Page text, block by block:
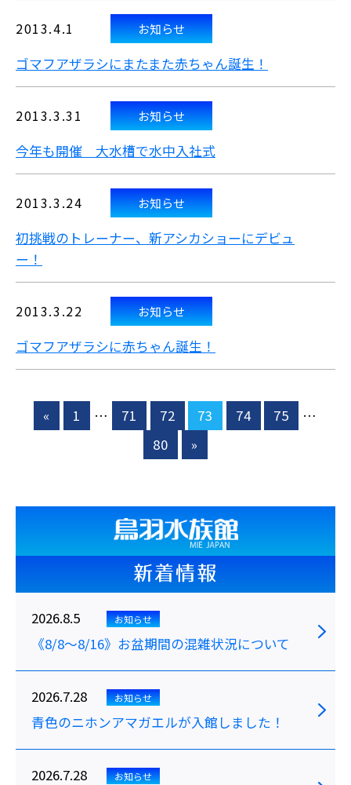
2013.4.1 お知らせ
ゴマフアザラシにまたまた赤ちゃん誕生！
2013.3.31 お知らせ
今年も開催 大水槽で水中入社式
2013.3.24 お知らせ
初挑戦のトレーナー、新アシカショーにデビュ
ー！
2013.3.22 お知らせ
ゴマフアザラシに赤ちゃん誕生！
« 1 … 71 72 73 74 75
…
80
»
新着情報
2026.8.5 お知らせ
《8/8～8/16》お盆期間の混雑状況について
2026.7.28 お知らせ
青色のニホンアマガエルが入館しました！
2026.7.28 お知らせ